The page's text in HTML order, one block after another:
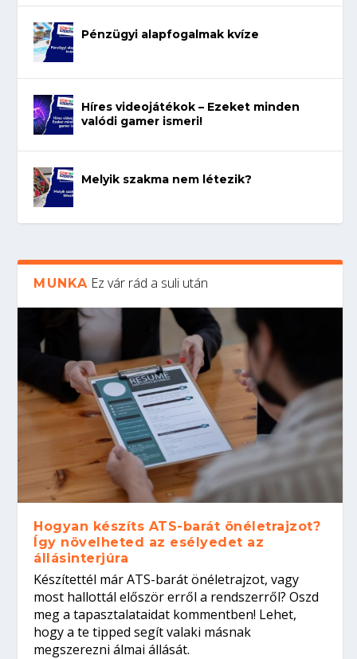
Pénzügyi alapfogalmak kvíze
Híres videojátékok – Ezeket minden
valódi gamer ismeri!
Melyik szakma nem létezik?
MUNKA Ez vár rád a suli után
Hogyan készíts ATS-barát önéletrajzot?
Így növelheted az esélyedet az
állásinterjúra
Készítettél már ATS-barát önéletrajzot, vagy
most hallottál először erről a rendszerről? Oszd
meg a tapasztalataidat kommentben! Lehet,
hogy a te tipped segít valaki másnak
megszerezni álmai állását.